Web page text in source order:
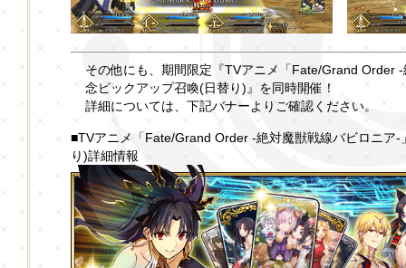
その他にも、期間限定『TVアニメ「Fate/Grand Order
念ピックアップ召喚(日替り)』を同時開催！
詳細については、下記バナーよりご確認ください。
■TVアニメ「Fate/Grand Order -絶対魔獣戦線バビロニア
り)詳細情報